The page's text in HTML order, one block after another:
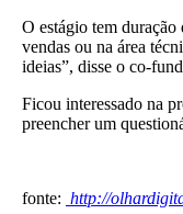
O estágio tem duração
vendas ou na área
ideias”, disse o co-
Ficou interessado na
preencher um
fonte: http://